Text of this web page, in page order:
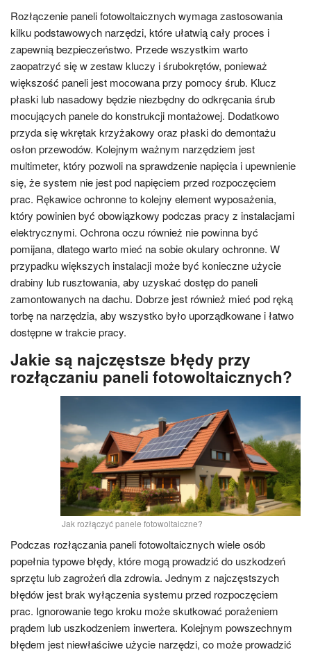
Rozłączenie paneli fotowoltaicznych wymaga zastosowania
kilku podstawowych narzędzi, które ułatwią cały proces i
zapewnią bezpieczeństwo. Przede wszystkim warto
zaopatrzyć się w zestaw kluczy i śrubokrętów, ponieważ
większość paneli jest mocowana przy pomocy śrub. Klucz
płaski lub nasadowy będzie niezbędny do odkręcania śrub
mocujących panele do konstrukcji montażowej. Dodatkowo
przyda się wkrętak krzyżakowy oraz płaski do demontażu
osłon przewodów. Kolejnym ważnym narzędziem jest
multimeter, który pozwoli na sprawdzenie napięcia i upewnienie
się, że system nie jest pod napięciem przed rozpoczęciem
prac. Rękawice ochronne to kolejny element wyposażenia,
który powinien być obowiązkowy podczas pracy z instalacjami
elektrycznymi. Ochrona oczu również nie powinna być
pomijana, dlatego warto mieć na sobie okulary ochronne. W
przypadku większych instalacji może być konieczne użycie
drabiny lub rusztowania, aby uzyskać dostęp do paneli
zamontowanych na dachu. Dobrze jest również mieć pod ręką
torbę na narzędzia, aby wszystko było uporządkowane i łatwo
dostępne w trakcie pracy.
Jakie są najczęstsze błędy przy
rozłączaniu paneli fotowoltaicznych?
Jak rozłączyć panele fotowoltaiczne?
Podczas rozłączania paneli fotowoltaicznych wiele osób
popełnia typowe błędy, które mogą prowadzić do uszkodzeń
sprzętu lub zagrożeń dla zdrowia. Jednym z najczęstszych
błędów jest brak wyłączenia systemu przed rozpoczęciem
prac. Ignorowanie tego kroku może skutkować porażeniem
prądem lub uszkodzeniem inwertera. Kolejnym powszechnym
błędem jest niewłaściwe użycie narzędzi, co może prowadzić